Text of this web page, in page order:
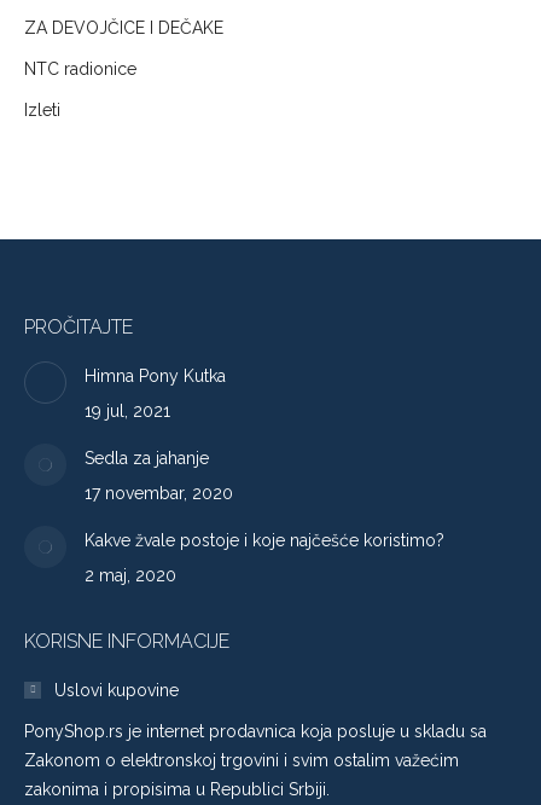
ZA DEVOJČICE I DEČAKE
NTC radionice
Izleti
PROČITAJTE
Himna Pony Kutka
19 jul, 2021
Sedla za jahanje
17 novembar, 2020
Kakve žvale postoje i koje najčešće koristimo?
2 maj, 2020
KORISNE INFORMACIJE
Uslovi kupovine
PonyShop.rs je internet prodavnica koja posluje u skladu sa
Zakonom o elektronskoj trgovini i svim ostalim važećim
zakonima i propisima u Republici Srbiji.